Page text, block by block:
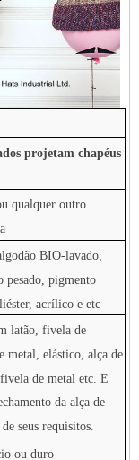
projetam chapéus
qualquer outro
BIO-lavado,
pesado, pigmento
acrílico e etc
latão, fivela de
metal, elástico, alça de
de metal etc. E
da alça de
seus requisitos.
ou duro